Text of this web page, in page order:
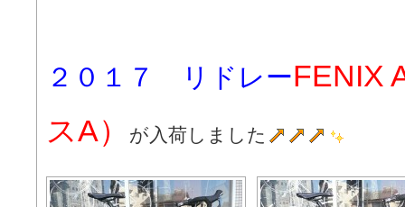
２０１７ リドレーFENIX
スA）
が入荷しました